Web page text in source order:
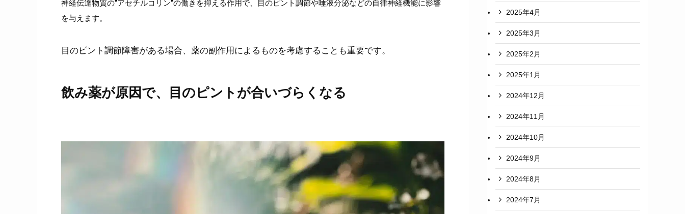
神経伝達物質の”アセチルコリン”の働きを抑える作用で、目のピント調節や唾液分泌などの自律神経機能に影響
を与えます。
目のピント調節障害がある場合、薬の副作用によるものを考慮することも重要です。
飲み薬が原因で、目のピントが合いづらくなる
2025年4月
2025年3月
2025年2月
2025年1月
2024年12月
2024年11月
2024年10月
2024年9月
2024年8月
2024年7月